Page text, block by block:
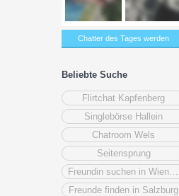
Chatter des Tages werden
Beliebte Suche
Flirtchat Kapfenberg
Singlebörse Hallein
Chatroom Wels
Seitensprung
Freunde finden in Salzburg